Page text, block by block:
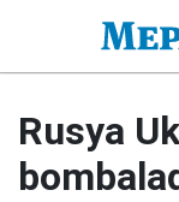
Rusya